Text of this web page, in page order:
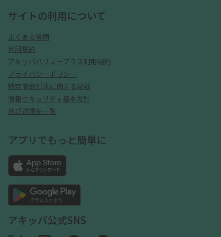
サイトの利用について
よくある質問
利用規約
アキッパバリュープラス利用規約
プライバシーポリシー
特定商取引法に関する記載
情報セキュリティ基本方針
外部送信先一覧
アプリでもっと簡単に
アキッパ公式SNS